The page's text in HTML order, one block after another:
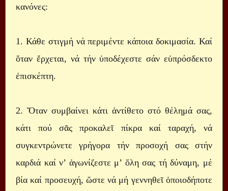
κανόνες:
1. Κάθε στιγμή νά περιμέντε κάποια δοκιμασία. Καί
ὅταν ἔρχεται, νά τήν ὑποδέχεστε σάν εὐπρόσδεκτο
ἐπισκέπτη.
2. Ὅταν συμβαίνει κάτι ἀντίθετο στό θέλημά σας,
κάτι πού σᾶς προκαλεῖ πίκρα καί ταραχή, νά
συγκεντρώνετε γρήγορα τήν προσοχή σας στήν
καρδιά καί ν’ ἀγωνίζεστε μ’ ὅλη σας τή δύναμη, μέ
βία καί προσευχή, ὥστε νά μή γεννηθεῖ ὁποιοδήποτε